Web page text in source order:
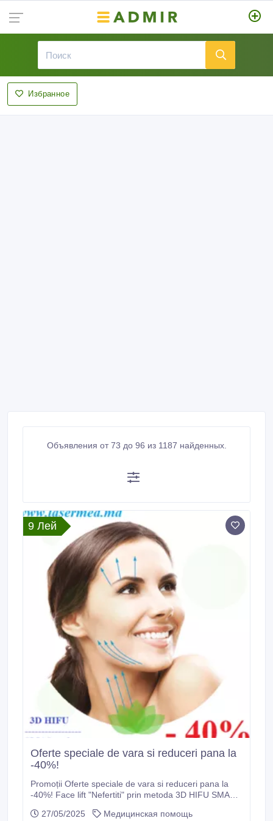
Избранное
Объявления от 73 до 96 из 1187 найденных.
9 Лей
Oferte speciale de vara si reduceri pana la
-40%!
Promoții Oferte speciale de vara si reduceri pana la
-40%! Face lift "Nefertiti" prin metoda 3D HIFU SMAS-
lifting” este o procedură de modelare a conturului
27/05/2025
Медицинская помощь